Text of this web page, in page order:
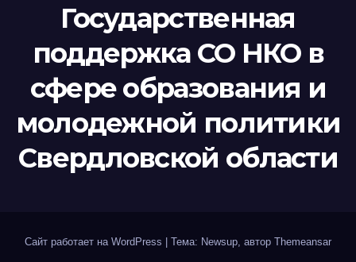
Государственная
поддержка СО НКО в
сфере образования и
молодежной политики
Свердловской области
Сайт работает на WordPress Тема: Newsup, автор Themeansar